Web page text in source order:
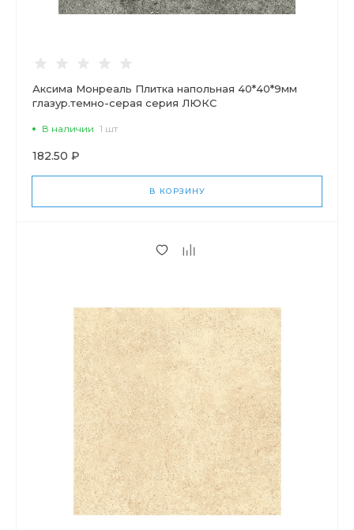
Аксима Монреаль Плитка напольная 40*40*9мм
глазур.темно-серая серия ЛЮКС
В наличии 1 шт
182.50 ₽
В КОРЗИНУ